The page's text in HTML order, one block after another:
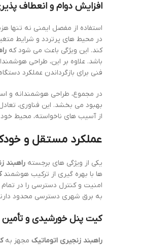
افزایش دوام و انعطاف
استفاده از مفصل ایمنی نه تنها
در محیط های پرتردد و شرایط
کند. این ویژگی باعث می شود که
باشد. علاوه بر این، طراحی
فنی برای بازگرداندن عملکرد
در مجموع، طراحی هوشمندانه و
بهبود می بخشد. این فناوری،
از آسیب های ناخواسته، محیط
عملکرد مستقل و
یکی از ویژگی های برجسته راهبند
ها با بهره گیری از ترکیب هوشمند
امنیت و کنترل دسترسی را در
به برق شهری دسترسی محدود
کیت پنل خورشیدی و
راهبند زنجیری اتوماتیک مجهز به